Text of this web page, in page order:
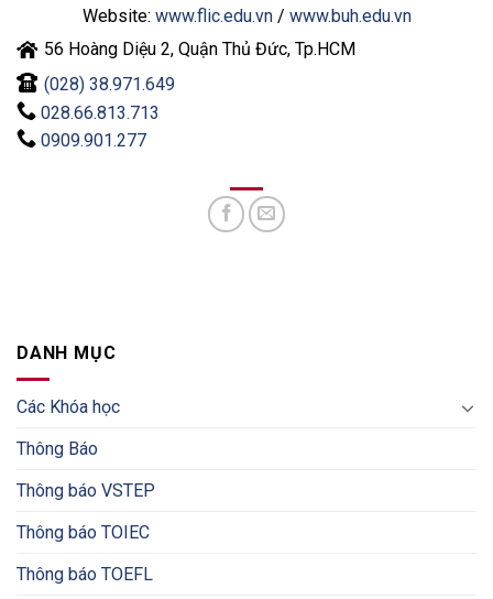
Website: www.flic.edu.vn/ www.buh.edu.vn
56 Hoàng Diệu 2, Quận Thủ Đức, Tp.HCM
(028) 38.971.649
028.66.813.713
0909.901.277
DANH MỤC
Các Khóa học
Thông Báo
Thông báo VSTEP
Thông báo TOIEC
Thông báo TOEFL